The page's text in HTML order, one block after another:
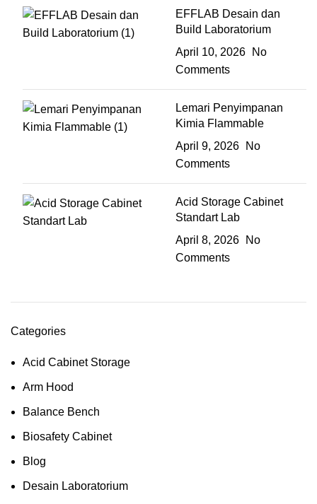
EFFLAB Desain dan
Build Laboratorium
April 10, 2026
No
Comments
Lemari Penyimpanan
Kimia Flammable
April 9, 2026
No
Comments
Acid Storage Cabinet
Standart Lab
April 8, 2026
No
Comments
Categories
Acid Cabinet Storage
Arm Hood
Balance Bench
Biosafety Cabinet
Blog
Desain Laboratorium